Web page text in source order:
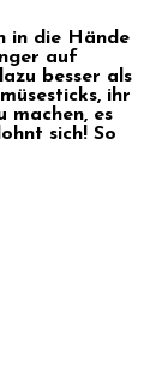
in die Hände
auf
besser als
ihr
machen, es
sich! So